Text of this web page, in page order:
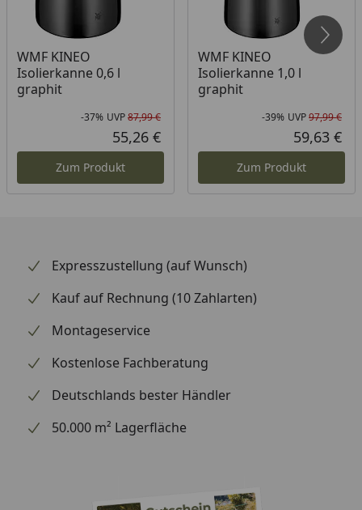
WMF KINEO
Isolierkanne 0,6 l
graphit
Rabatt in Prozent
-37%
Ursprünglicher Preis
UVP87,99 €
Aktueller Preis
55,26 €
Zum Produkt
WMF KINEO
Isolierkanne 1,0 l
graphit
-39% UVP97,99 €
59,63 €
Zum Produkt
Expresszustellung (auf Wunsch)
Kauf auf Rechnung (10 Zahlarten)
Montageservice
Kostenlose Fachberatung
Deutschlands bester Händler
50.000 m² Lagerfläche